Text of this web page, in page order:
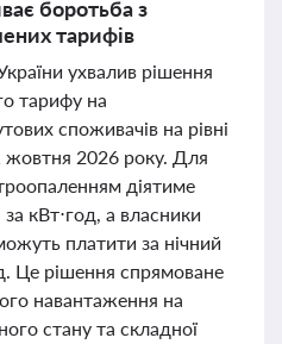
боротьба з
тарифів
ухвалив рішення
тарифу на
споживачів на рівні
жовтня 2026 року. Для
діятиме
кВт⋅год, а власники
платити за нічний
Це рішення спрямоване
навантаження на
стану та складної